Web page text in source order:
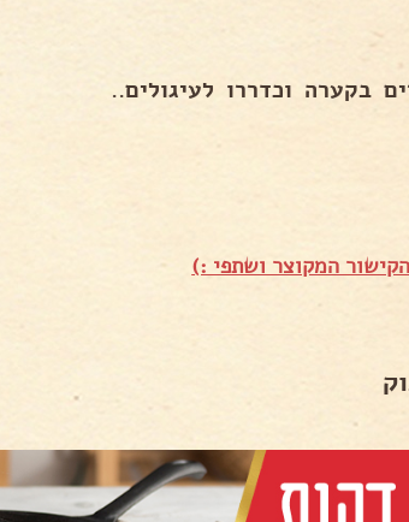
בקערה וכדררו לעיגולים..
המקוצר ושתפי :)